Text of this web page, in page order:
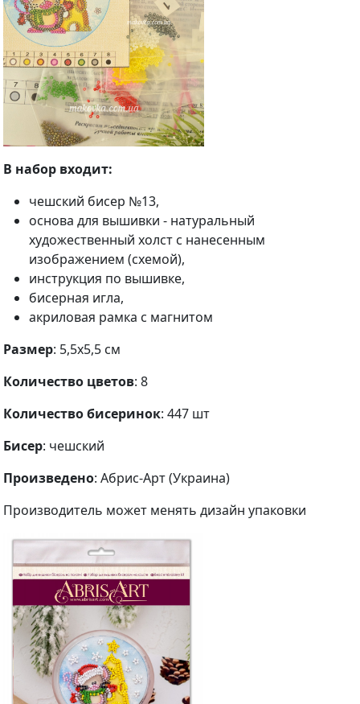
В набор входит:
чешский бисер №13,
основа для вышивки - натуральный
художественный холст с нанесенным
изображением (схемой),
инструкция по вышивке,
бисерная игла,
акриловая рамка с магнитом
Размер: 5,5х5,5 см
Количество цветов: 8
Количество бисеринок: 447 шт
Бисер: чешский
Произведено: Абрис-Арт (Украина)
Производитель может менять дизайн упаковки